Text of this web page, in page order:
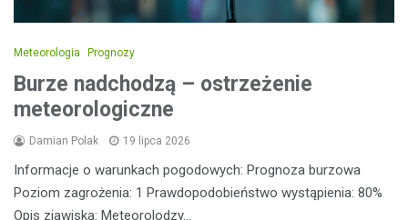
Meteorologia Prognozy
Burze nadchodzą – ostrzeżenie
meteorologiczne
Damian Polak 19 lipca 2026
Informacje o warunkach pogodowych: Prognoza burzowa
Poziom zagrożenia: 1 Prawdopodobieństwo wystąpienia: 80%
Opis zjawiska: Meteorolodzy…